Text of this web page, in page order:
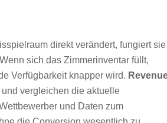
direkt verändert, fungiert sie
sich das Zimmerinventar füllt,
Verfügbarkeit knapper wird.
vergleichen die aktuelle
und Daten zum